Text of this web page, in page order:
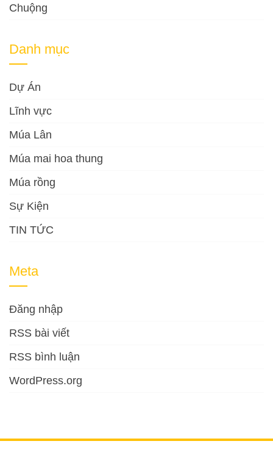
Chuộng
Danh mục
Dự Án
Lĩnh vực
Múa Lân
Múa mai hoa thung
Múa rồng
Sự Kiện
TIN TỨC
Meta
Đăng nhập
RSS bài viết
RSS bình luận
WordPress.org